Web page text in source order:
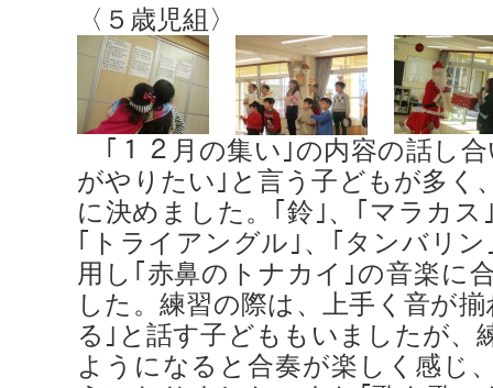
〈５歳児組〉
｢１２月の集い｣の内容の話し
がやりたい｣と言う子どもが多く
に決めました。｢鈴｣、｢マラカ
｢トライアングル｣、｢タンバリ
用し｢赤鼻のトナカイ｣の音楽に
した。練習の際は、上手く音が
る｣と話す子どももいましたが、
ようになると合奏が楽しく感じ